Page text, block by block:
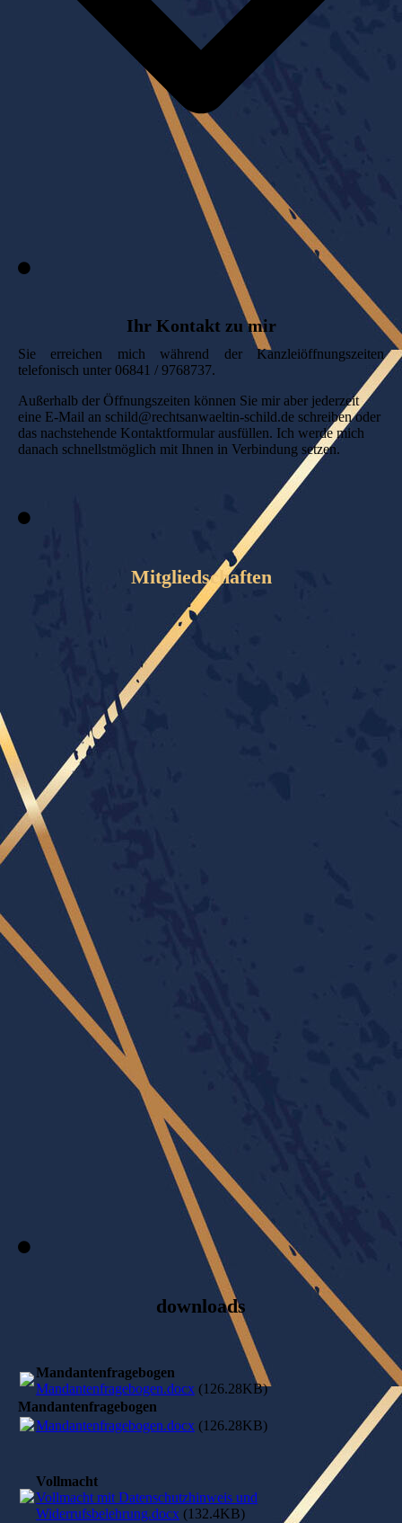
Ihr Kontakt zu mir
Sie erreichen mich während der Kanzleiöffnungszeiten
telefonisch unter 06841 / 9768737.
Außerhalb der Öffnungszeiten können Sie mir aber jederzeit
eine E-Mail an schild@rechtsanwaeltin-schild.de schreiben oder
das nachstehende Kontaktformular ausfüllen. Ich werde mich
danach schnellstmöglich mit Ihnen in Verbindung setzen.
Mitgliedschaften
teaser_logo_mitglied
px87x5zmjrh4b43q39wlh8fqog8nngtm3cbymqvuv4
downloads
Mandantenfragebogen
Mandantenfragebogen.docx (126.28KB)
Mandantenfragebogen
Mandantenfragebogen.docx (126.28KB)
Vollmacht
Vollmacht mit Datenschutzhinweis und
Widerrufsbelehrung.docx (132.4KB)